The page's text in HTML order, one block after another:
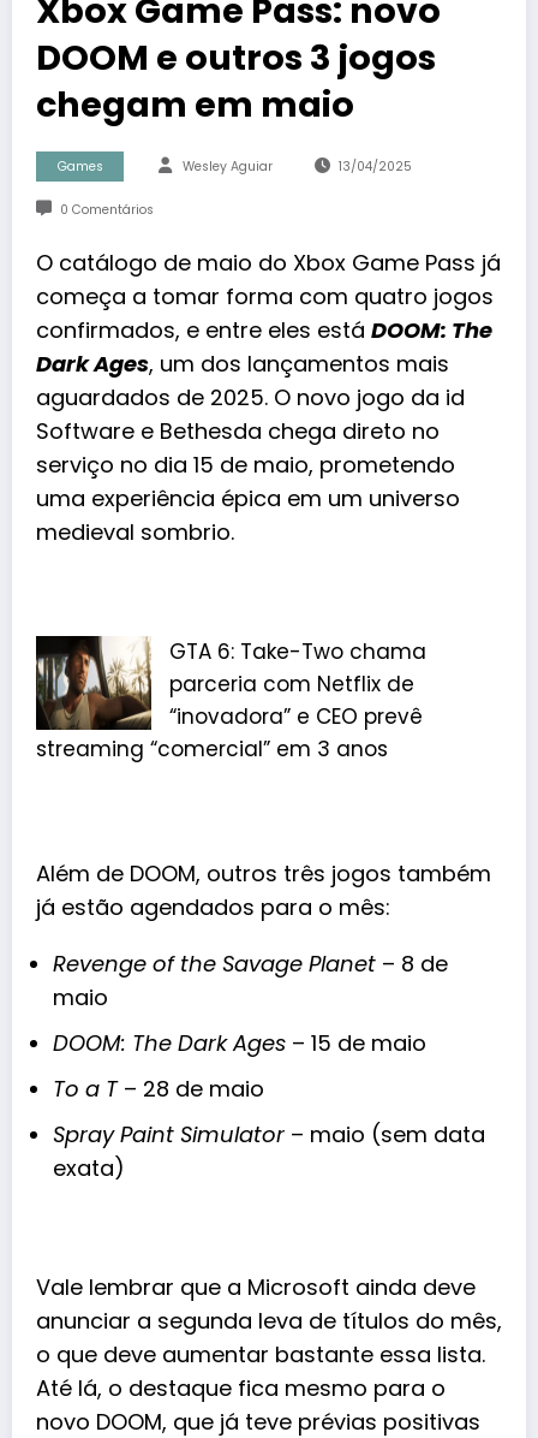
Xbox Game Pass: novo
DOOM e outros 3 jogos
chegam em maio
Games Wesley Aguiar 13/04/2025
0 Comentários
O catálogo de maio do Xbox Game Pass já
começa a tomar forma com quatro jogos
confirmados, e entre eles está DOOM: The
Dark Ages, um dos lançamentos mais
aguardados de 2025. O novo jogo da id
Software e Bethesda chega direto no
serviço no dia 15 de maio, prometendo
uma experiência épica em um universo
medieval sombrio.
GTA 6: Take-Two chama
parceria com Netflix de
“inovadora” e CEO prevê
streaming “comercial” em 3 anos
Além de DOOM, outros três jogos também
já estão agendados para o mês:
Revenge of the Savage Planet– 8 de
maio
DOOM: The Dark Ages– 15 de maio
To a T– 28 de maio
Spray Paint Simulator– maio (sem data
exata)
Vale lembrar que a Microsoft ainda deve
anunciar a segunda leva de títulos do mês,
o que deve aumentar bastante essa lista.
Até lá, o destaque fica mesmo para o
novo DOOM, que já teve prévias positivas